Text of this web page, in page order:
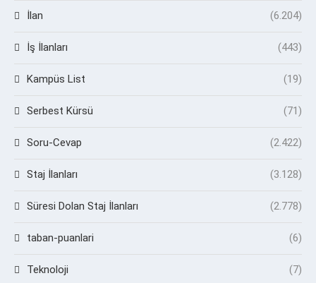
İlan (6.204)
İş İlanları (443)
Kampüs List (19)
Serbest Kürsü (71)
Soru-Cevap (2.422)
Staj İlanları (3.128)
Süresi Dolan Staj İlanları (2.778)
taban-puanlari (6)
Teknoloji (7)